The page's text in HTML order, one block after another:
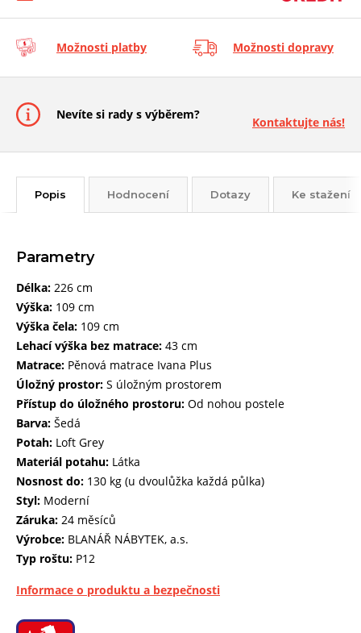
Možnosti platby Možnosti dopravy
Nevíte si rady s výběrem?
Kontaktujte nás!
Popis Hodnocení Dotazy Ke stažení
Parametry
Délka: 226 cm
Výška: 109 cm
Výška čela: 109 cm
Lehací výška bez matrace: 43 cm
Matrace: Pěnová matrace Ivana Plus
Úložný prostor: S úložným prostorem
Přístup do úložného prostoru: Od nohou postele
Barva: Šedá
Potah: Loft Grey
Materiál potahu: Látka
Nosnost do: 130 kg (u dvoulůžka každá půlka)
Styl: Moderní
Záruka: 24 měsíců
Výrobce: BLANÁŘ NÁBYTEK, a.s.
Typ roštu: P12
Informace o produktu a bezpečnosti